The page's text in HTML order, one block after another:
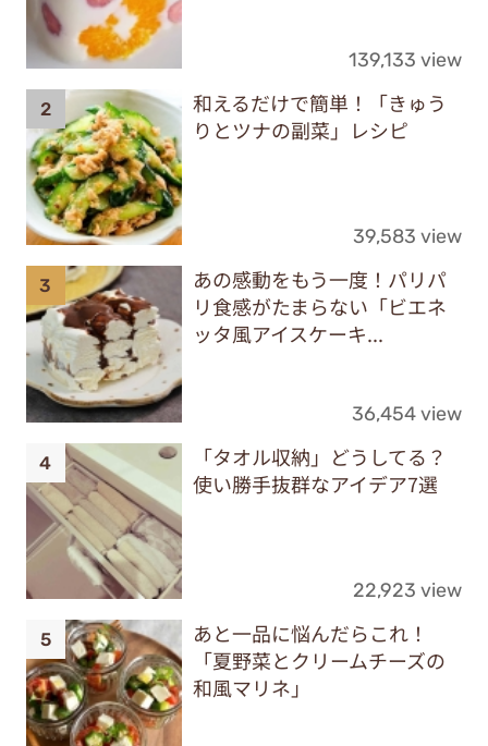
139,133 view
和えるだけで簡単！「きゅう
りとツナの副菜」レシピ
39,583 view
あの感動をもう一度！パリパ
リ食感がたまらない「ビエネ
ッタ風アイスケーキ...
36,454 view
「タオル収納」どうしてる？
使い勝手抜群なアイデア7選
22,923 view
あと一品に悩んだらこれ！
「夏野菜とクリームチーズの
和風マリネ」